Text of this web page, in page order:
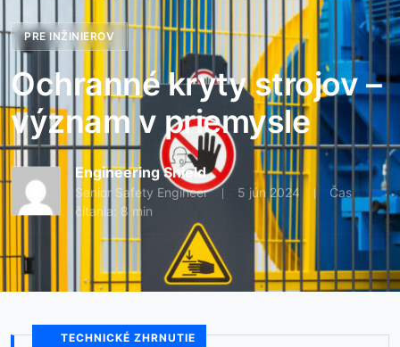
PRE INŽINIEROV
Ochranné kryty strojov –
význam v priemysle
Engineering Shield
Senior Safety Engineer 5 jún 2024
Čas
čítania: 8 min
TECHNICKÉ ZHRNUTIE